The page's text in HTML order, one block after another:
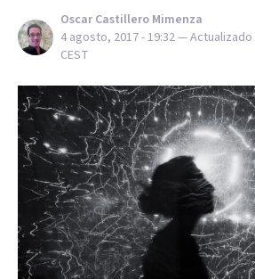
Oscar Castillero Mimenza
4 agosto, 2017 - 19:32— Actualizado
CEST